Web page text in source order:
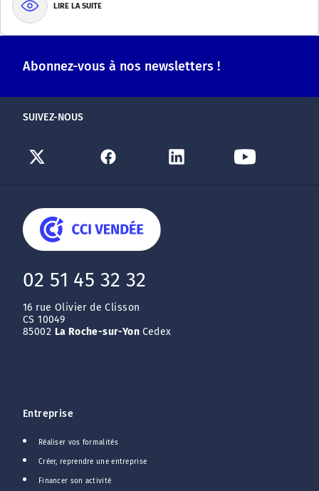
LIRE LA SUITE
Abonnez-vous à nos newsletters !
SUIVEZ-NOUS
02 51 45 32 32
16 rue Olivier de Clisson
CS 10049
85002 La Roche-sur-Yon Cedex
Entreprise
Réaliser vos formalités
Créer, reprendre une entreprise
Financer son activité